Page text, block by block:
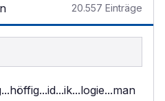
20.557 Einträge
...höffig...id...ik...logie...man